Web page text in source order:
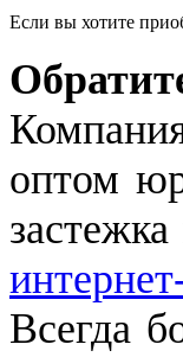
Если вы хотите
оптом
Всегда